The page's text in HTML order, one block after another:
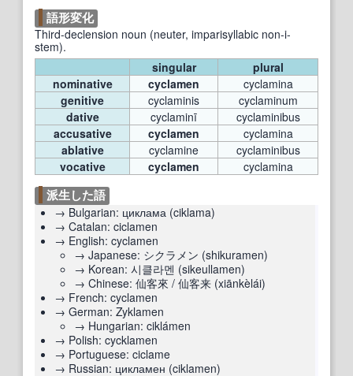
語形変化
Third-declension noun (neuter, imparisyllabic non-i-
stem).
singular
plural
nominative
cyclamen
cyclamina
genitive
cyclaminis
cyclaminum
dative
cyclaminī
cyclaminibus
accusative
cyclamen
cyclamina
ablative
cyclamine
cyclaminibus
vocative
cyclamen cyclamina
派生した語
→ Bulgarian: циклама (ciklama)
→ Catalan: ciclamen
→ English: cyclamen
→ Japanese: シクラメン (shikuramen)
→ Korean: 시클라멘 (sikeullamen)
→ Chinese: 仙客來 / 仙客来 (xiānkèlái)
→ French: cyclamen
→ German: Zyklamen
→ Hungarian: ciklámen
→ Polish: cycklamen
→ Portuguese: ciclame
→ Russian: цикламен (ciklamen)